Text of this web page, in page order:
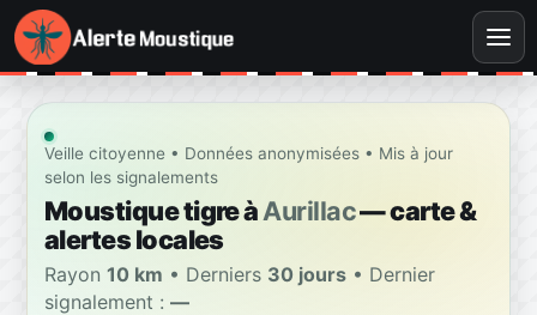
Veille citoyenne • Données anonymisées • Mis à jour
selon les signalements
Moustique tigre àAurillac— carte &
alertes locales
Rayon 10 km • Derniers 30 jours • Dernier
signalement : —